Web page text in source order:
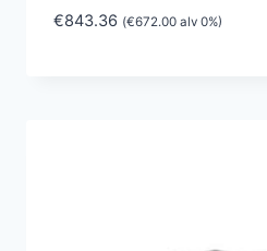
€843.36 (€672.00alv 0%)